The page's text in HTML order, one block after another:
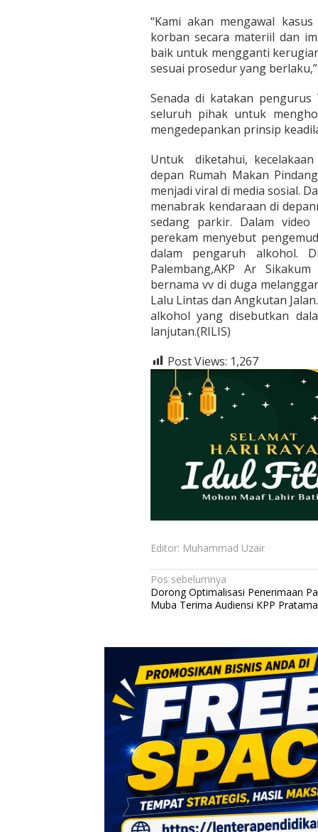
“Kami akan mengawal
korban secara materiil dan
baik untuk mengganti
sesuai prosedur yang
Senada di katakan pengurus
seluruh pihak untuk
mengedepankan prinsip
Untuk diketahui,
depan Rumah Makan
menjadi viral di media sosial.
menabrak kendaraan di
sedang parkir. Dalam video
perekam menyebut
dalam pengaruh alkohol.
Palembang,AKP Ar
bernama vv di duga
Lalu Lintas dan Angkutan
alkohol yang disebutkan
lanjutan.(RILIS)
Post Views: 1,267
Editor: Muhammad Uzair
N
a
i
g
a
p
o
s
Pos sebelumnya
Dorong Optimalisasi Penerimaan
Muba Terima Audiensi KPP